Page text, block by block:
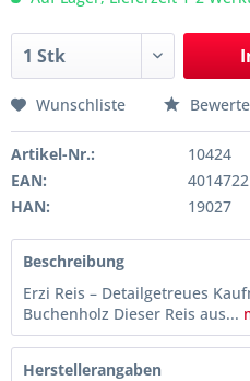
Wunschliste
Artikel-Nr.:
10424
EAN:
HAN:
19027
Beschreibung
Erzi Reis – Detailgetreues
Buchenholz Dieser Reis aus...
Herstellerangaben